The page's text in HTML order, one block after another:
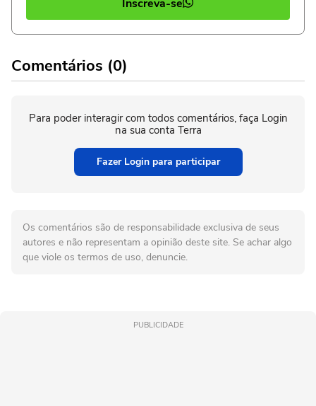
Inscreva-se
Comentários (0)
Para poder interagir com todos comentários, faça Login
na sua conta Terra
Fazer Login para participar
Os comentários são de responsabilidade exclusiva de seus
autores e não representam a opinião deste site. Se achar algo
que viole os termos de uso, denuncie.
PUBLICIDADE